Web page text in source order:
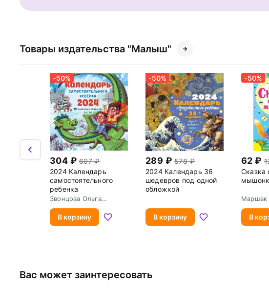
Товары издательства "Малыш"
-50%
304
607
2024 Календарь
самостоятельного
ребенка
Звонцова Ольга
В корзину
-50%
289
578
2024 Календарь 36
шедевров под одной
обложкой
В корзину
-50%
62
Сказка
Маршак
В
Вас может заинтересовать